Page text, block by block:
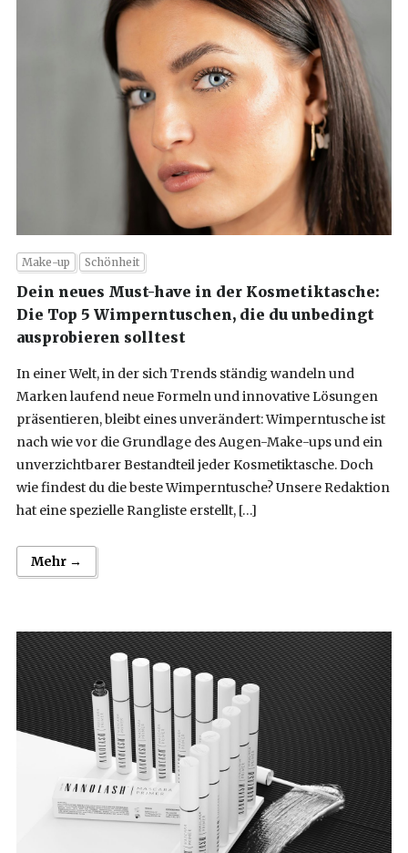
Make-up Schönheit
Dein neues Must-have in der Kosmetiktasche:
Die Top 5 Wimperntuschen, die du unbedingt
ausprobieren solltest
In einer Welt, in der sich Trends ständig wandeln und
Marken laufend neue Formeln und innovative Lösungen
präsentieren, bleibt eines unverändert: Wimperntusche ist
nach wie vor die Grundlage des Augen-Make-ups und ein
unverzichtbarer Bestandteil jeder Kosmetiktasche. Doch
wie findest du die beste Wimperntusche? Unsere Redaktion
hat eine spezielle Rangliste erstellt, […]
Mehr →